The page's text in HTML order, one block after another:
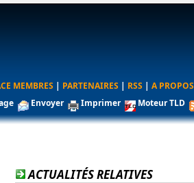
MEMBRES | PARTENAIRES | RSS | A PROPOS
Envoyer Imprimer Moteur TLD
ACTUALITÉS RELATIVES